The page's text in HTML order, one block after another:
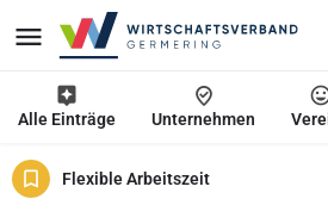
Alle Einträge Unternehmen
Flexible Arbeitszeit